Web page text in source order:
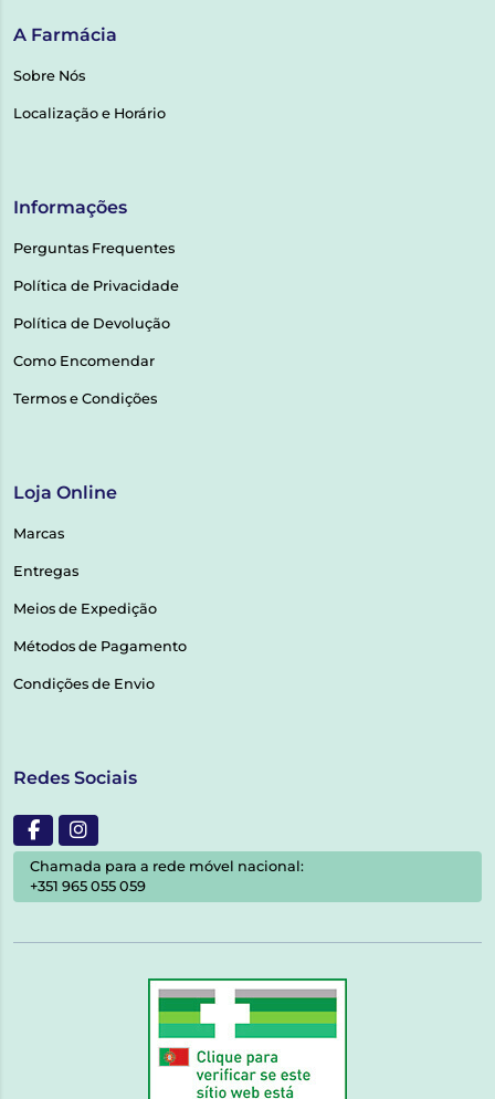
A Farmácia
Sobre Nós
Localização e Horário
Informações
Perguntas Frequentes
Política de Privacidade
Política de Devolução
Como Encomendar
Termos e Condições
Loja Online
Marcas
Entregas
Meios de Expedição
Métodos de Pagamento
Condições de Envio
Redes Sociais
Chamada para a rede móvel nacional:
+351 965 055 059